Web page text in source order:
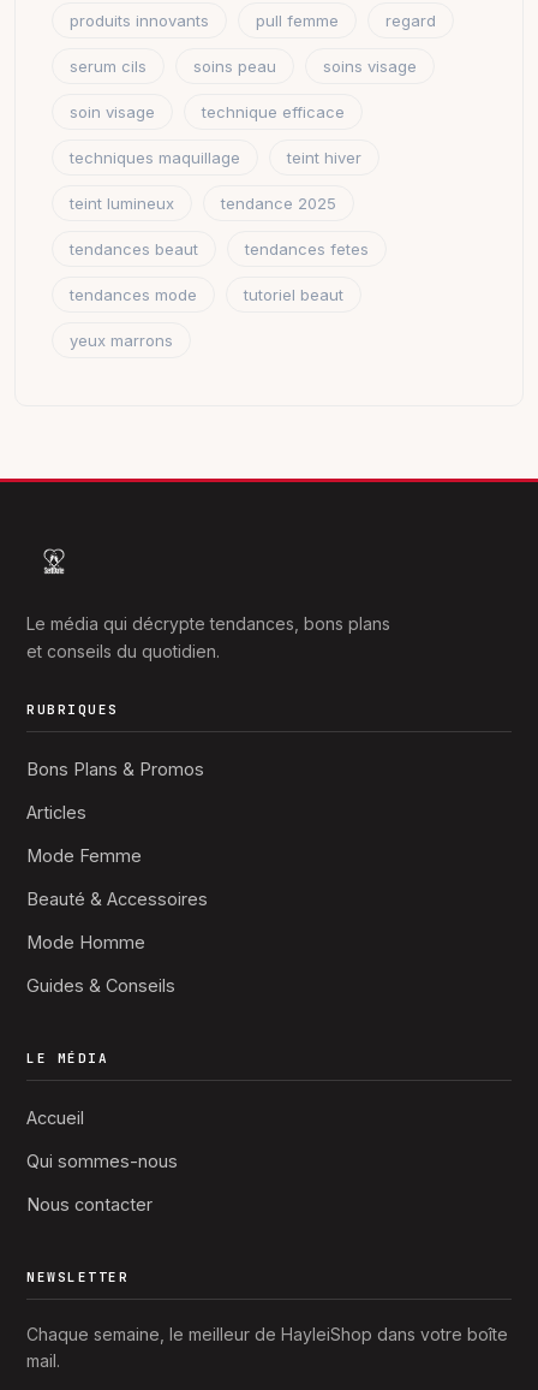
produits innovants pull femme regard
serum cils soins peau soins visage
soin visage technique efficace
techniques maquillage teint hiver
teint lumineux tendance 2025
tendances beaut tendances fetes
tendances mode tutoriel beaut
yeux marrons
Le média qui décrypte tendances, bons plans
et conseils du quotidien.
RUBRIQUES
Bons Plans & Promos
Articles
Mode Femme
Beauté & Accessoires
Mode Homme
Guides & Conseils
LE MÉDIA
Accueil
Qui sommes-nous
Nous contacter
NEWSLETTER
Chaque semaine, le meilleur de HayleiShop dans votre boîte
mail.